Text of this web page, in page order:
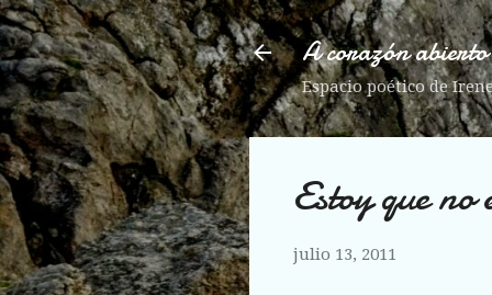
A corazón abierto
Espacio poético de
Estoy que
julio 13, 2011